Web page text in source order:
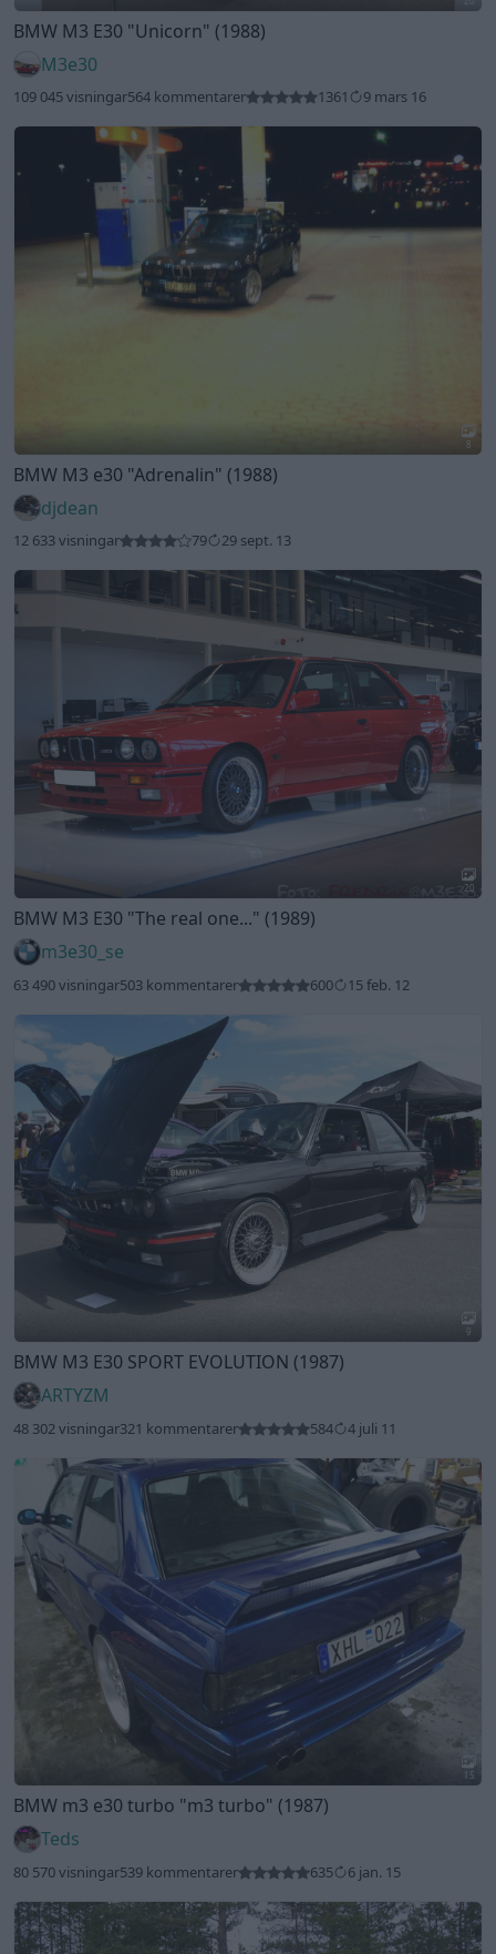
BMW M3 E30 "Unicorn" (1988)
M3e30
109 045 visningar564 kommentarer 1361 9 mars 16
8
BMW M3 e30 "Adrenalin" (1988)
djdean
12 633 visningar 79 29 sept. 13
20
BMW M3 E30 "The real one..." (1989)
m3e30_se
63 490 visningar503 kommentarer 600 15 feb. 12
9
BMW M3 E30 SPORT EVOLUTION (1987)
ARTYZM
48 302 visningar321 kommentarer 584 4 juli 11
15
BMW m3 e30 turbo "m3 turbo" (1987)
Teds
80 570 visningar539 kommentarer 635 6 jan. 15